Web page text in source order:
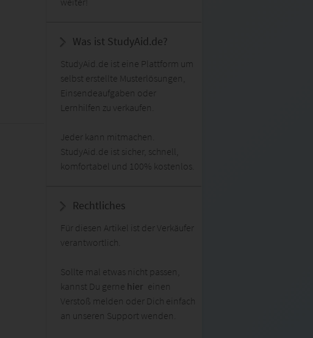
Was ist StudyAid.de?
StudyAid.de ist eine Plattform um
selbst erstellte Musterlösungen,
Einsendeaufgaben oder
Lernhilfen zu verkaufen.
Jeder kann mitmachen.
StudyAid.de ist sicher, schnell,
komfortabel und 100% kostenlos.
Rechtliches
Für diesen Artikel ist der Verkäufer
verantwortlich.
Sollte mal etwas nicht passen,
kannst Du gerne hier einen
Verstoß melden oder Dich einfach
an unseren Support wenden.